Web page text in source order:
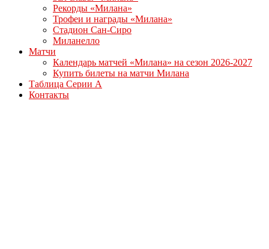
Рекорды «Милана»
Трофеи и награды «Милана»
Стадион Сан-Сиро
Миланелло
Матчи
Календарь матчей «Милана» на сезон 2026-2027
Купить билеты на матчи Милана
Таблица Серии А
Контакты